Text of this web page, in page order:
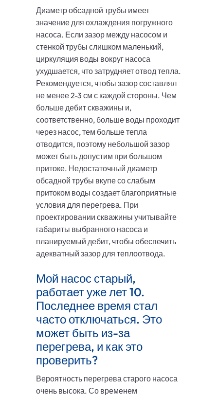
Диаметр обсадной трубы имеет
значение для охлаждения погружного
насоса. Если зазор между насосом и
стенкой трубы слишком маленький,
циркуляция воды вокруг насоса
ухудшается, что затрудняет отвод тепла.
Рекомендуется, чтобы зазор составлял
не менее 2-3 см с каждой стороны. Чем
больше дебит скважины и,
соответственно, больше воды проходит
через насос, тем больше тепла
отводится, поэтому небольшой зазор
может быть допустим при большом
притоке. Недостаточный диаметр
обсадной трубы вкупе со слабым
притоком воды создает благоприятные
условия для перегрева. При
проектировании скважины учитывайте
габариты выбранного насоса и
планируемый дебит, чтобы обеспечить
адекватный зазор для теплоотвода.
Мой насос старый,
работает уже лет 10.
Последнее время стал
часто отключаться. Это
может быть из-за
перегрева, и как это
проверить?
Вероятность перегрева старого насоса
очень высока. Со временем